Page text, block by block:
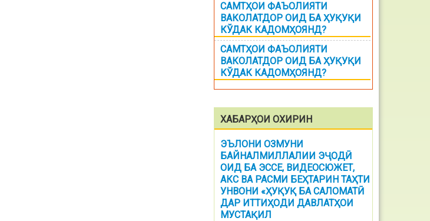
САМТҲОИ ФАЪОЛИЯТИ
ВАКОЛАТДОР ОИД БА ҲУҚУҚИ
КЎДАК КАДОМҲОЯНД?
САМТҲОИ ФАЪОЛИЯТИ
ВАКОЛАТДОР ОИД БА ҲУҚУҚИ
КЎДАК КАДОМҲОЯНД?
ХАБАРҲОИ ОХИРИН
ЭЪЛОНИ ОЗМУНИ
БАЙНАЛМИЛЛАЛИИ ЭҶОДӢ
ОИД БА ЭССЕ, ВИДЕОСЮЖЕТ,
АКС ВА РАСМИ БЕҲТАРИН ТАҲТИ
УНВОНИ «ҲУҚУҚ БА САЛОМАТӢ
ДАР ИТТИҲОДИ ДАВЛАТҲОИ
МУСТАҚИЛ